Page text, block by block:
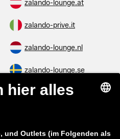
zalando-lounge.at
zalando-prive.it
zalando-lounge.nl
zalando-lounge.se
zalando-lounge.dk